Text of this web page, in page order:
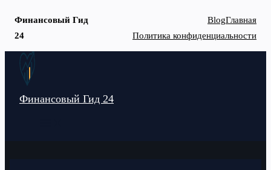
Финансовый Гид
24
BlogГлавная
Политика конфиденциальности
Перейти
Финансовый Гид 24